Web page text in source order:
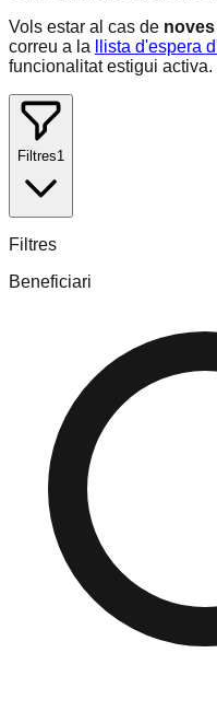
Vols estar al cas de
correu a la
llista d'espera
funcionalitat estigui activa.
Filtres1
Filtres
Beneficiari